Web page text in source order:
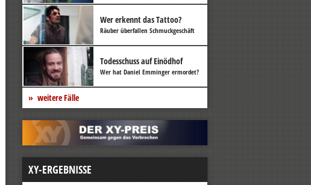
Wer erkennt das Tattoo?
Räuber überfallen Schmuckgeschäft
Todesschuss auf Einödhof
Wer hat Daniel Emminger ermordet?
weitere Fälle
XY-ERGEBNISSE